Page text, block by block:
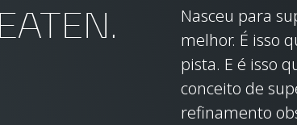
Nasceu para
melhor. É isso
pista. E é isso
conceito de
refinamento